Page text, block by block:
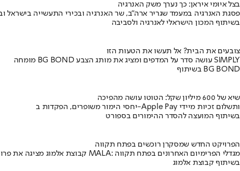
בצל איומי איראן: כך נערך משק האנרגיה
פסגת האנרגיה במעמד שגריר ארה"ב, שר האנרגיה ובכירי התעשייה בישראל
בשיתוף המכון הישראלי לאנרגיה ולסביבה
צובעים את הבית? אל תעשו את הטעות הזו
מומחה BG BOND עושה סדר על המדפים ומציג את מותג הצבע SIMPLY
בשיתוף BG BOND
שיא של 600 מיליון שקל: הטוטו עושה מהפיכה
יחסי הימור משופרים, הפקדות ב-Apple Pay ותשלום זכיות מיידי
בשיתוף המועצה להסדר ההימורים בספורט
הפרויקט החדש שמסקרן רוכשים בפתח תקווה
קבוצת אלמוג מציגה את פרויקט MALA: מגדלי הפרימיום האחרונים בפתח תקווה
בשיתוף קבוצת אלמוג